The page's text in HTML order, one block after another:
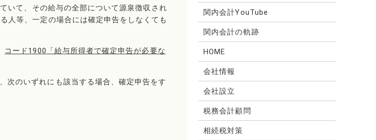
いて、その給与の全部について源泉徴収され
人等、一定の場合には確定申告をしなくても
コード1900「給与所得者で確定申告が必要な
次のいずれにも該当する場合、確定申告をす
関内会計YouTube
関内会計の軌跡
HOME
会社情報
会社設立
税務会計顧問
相続税対策